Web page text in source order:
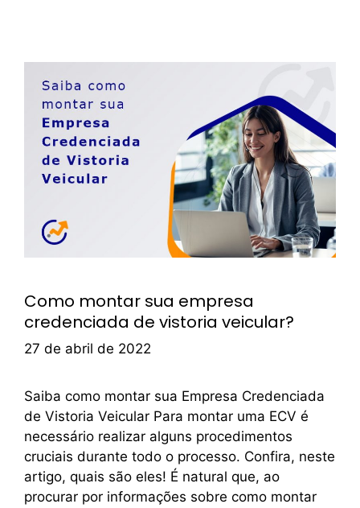
Como montar sua empresa
credenciada de vistoria veicular?
27 de abril de 2022
Saiba como montar sua Empresa Credenciada
de Vistoria Veicular Para montar uma ECV é
necessário realizar alguns procedimentos
cruciais durante todo o processo. Confira, neste
artigo, quais são eles! É natural que, ao
procurar por informações sobre como montar